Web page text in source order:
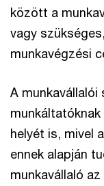
között a
vagy
munkavégzési
A
helyét is, mivel
ennek alapján
munkavállaló